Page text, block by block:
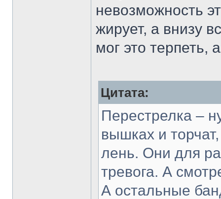
невозможность
жирует, а внизу
мог это терпеть,
Цитата:
Перестрелка –
вышках и
лень. Они для
тревога. А
А остальные